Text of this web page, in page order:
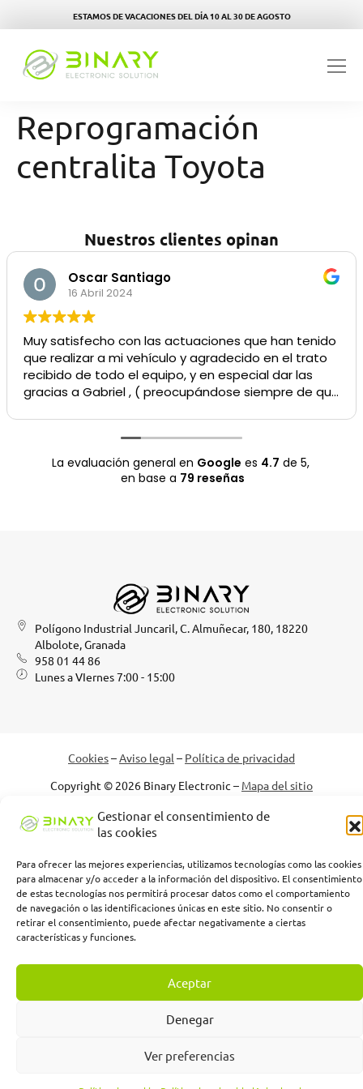
Gestionar el consentimiento de
las cookies
Para ofrecer las mejores experiencias, utilizamos tecnologías como las cookies
para almacenar y/o acceder a la información del dispositivo. El consentimiento
de estas tecnologías nos permitirá procesar datos como el comportamiento
de navegación o las identificaciones únicas en este sitio. No consentir o
retirar el consentimiento, puede afectar negativamente a ciertas
características y funciones.
Aceptar
Denegar
Ver preferencias
ESTAMOS DE VACACIONES DEL DÍA 10 AL 30 DE AGOSTO
Reprogramación
centralita Toyota
Nuestros clientes opinan
Oscar Santiago
16 Abril 2024
Muy satisfecho con las actuaciones que han tenido
que realizar a mi vehículo y agradecido en el trato
recibido de todo el equipo, y en especial dar las
gracias a Gabriel , ( preocupándose siempre de que
Recomendable 100%
La evaluación general en Google es 4.7 de 5,
en base a 79 reseñas
Polígono Industrial Juncaril, C. Almuñecar, 180, 18220
Albolote, Granada
958 01 44 86
Lunes a VIernes 7:00 - 15:00
Cookies– Aviso legal – Política de privacidad
Copyright © 2026 Binary Electronic – Mapa del sitio
subvención de la Consejería de Empleo, Empresa y Trabajo
Autónomo de la Junta de Andalucía, financiada por la Unión
Europea con cargo al Programa FSE+ Andalucía 2021-2027,
enmarcada en el Programa Emplea-T, para la inserción laboral y el
fomento de la contratación en el ámbito de la Comunidad
Autónoma de Andalucía. Línea 2. Incentivo a la segunda o
sucesivas contrataciones indefinidas ordinarias por parte de
personas trabajadoras autónomas, y a cualquier contratación
indefinida ordinaria por parte de pymes.